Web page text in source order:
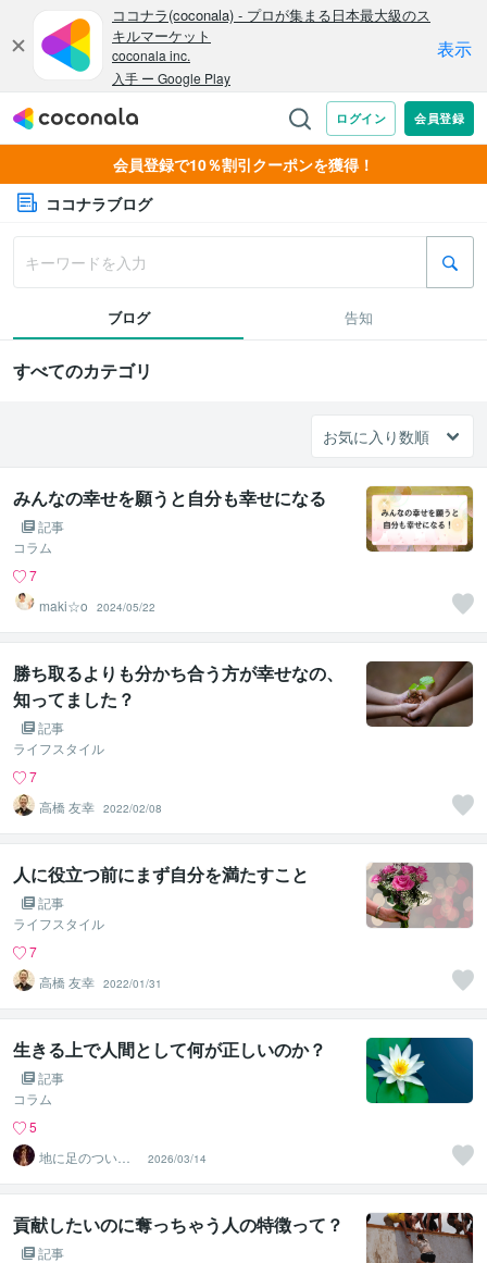
会員登録で10％割引クーポンを獲得！
ココナラブログ
ブログ 告知
すべてのカテゴリ
みんなの幸せを願うと自分も幸せになる
記事
コラム
7
maki☆o
2024/05/22
勝ち取るよりも分かち合う方が幸せなの、
知ってました？
記事
ライフスタイル
7
高橋 友幸 2022/02/08
人に役立つ前にまず自分を満たすこと
記事
ライフスタイル
7
高橋 友幸 2022/01/31
生きる上で人間として何が正しいのか？
記事
コラム
5
地に足のついた
祈り❀水森唯心
2026/03/14
貢献したいのに奪っちゃう人の特徴って？
記事